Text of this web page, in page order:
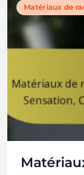
Matériaux de